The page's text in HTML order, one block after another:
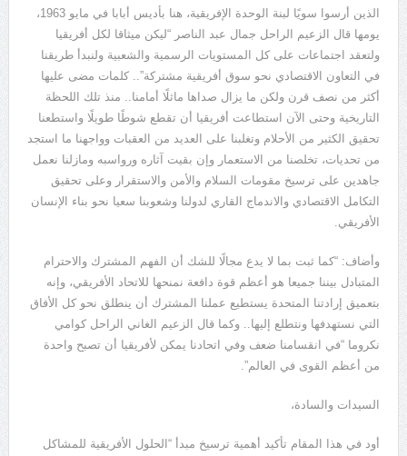
الذين أرسوا سويًا لبنة الوحدة الإفريقية، هنا بأديس أبابا في مايو 1963،
يومها قال الزعيم الراحل جمال عبد الناصر “ليكن ميثاقا لكل أفريقيا
ولتعقد اجتماعات على كل المستويات الرسمية والشعبية ولنبدأ طريقنا
في التعاون الاقتصادي نحو سوق أفريقية مشتركة”.. كلمات مضى عليها
أكثر من نصف قرن ولكن ما يزال صداها ماثلًا أمامنا.. منذ تلك اللحظة
التاريخية وحتى الآن استطاعت أفريقيا أن تقطع شوطًا طويلًا واستطعنا
تحقيق الكثير من الأحلام وتغلبنا على العديد من العقبات وواجهنا ما استجد
من تحديات، تخلصنا من الاستعمار وإن بقيت آثاره ورواسبه ومازلنا نعمل
جاهدين على ترسيخ مقومات السلام والأمن والاستقرار وعلى تحقيق
التكامل الاقتصادي والاندماج القاري لدولنا وشعوبنا سعيا نحو بناء الإنسان
الأفريقي.
وأضاف: “كما ثبت بما لا يدع مجالًا للشك أن الفهم المشترك والاحترام
المتبادل بيننا جميعا هو أعظم قوة دافعة نمنحها للاتحاد الأفريقي، وإنه
بتعميق إرادتنا المتحدة يستطيع عملنا المشترك أن ينطلق نحو كل الأفاق
التي نستهدفها ونتطلع إليها.. وكما قال الزعيم الغاني الراحل كوامي
نكروما “في انقسامنا ضعف وفي اتحادنا يمكن لأفريقيا أن تصبح واحدة
من أعظم القوى في العالم”.
السيدات والسادة،
أود في هذا المقام تأكيد أهمية ترسيخ مبدأ “الحلول الأفريقية للمشاكل